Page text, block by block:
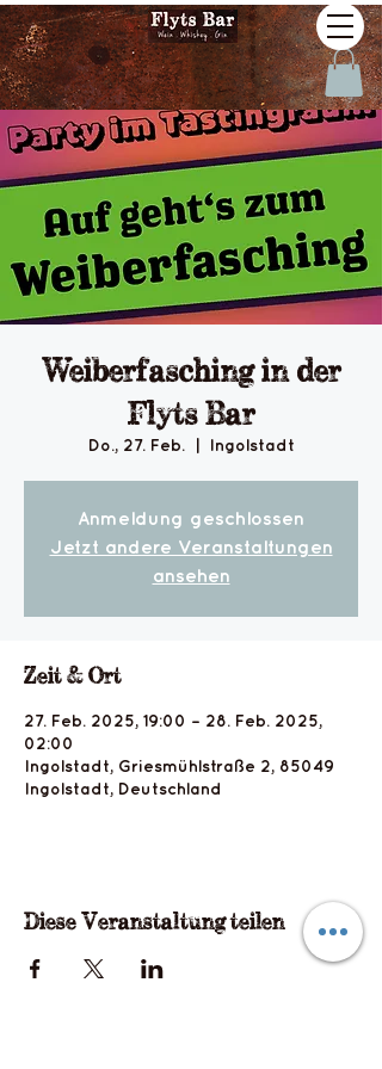
Weiberfasching in der
Flyts Bar
Do., 27. Feb.
  |
Ingolstadt
Anmeldung geschlossen
Jetzt andere Veranstaltungen
ansehen
Zeit & Ort
27. Feb. 2025, 19:00 – 28. Feb. 2025,
02:00
Ingolstadt, Griesmühlstraße 2, 85049
Ingolstadt, Deutschland
Diese Veranstaltung teilen